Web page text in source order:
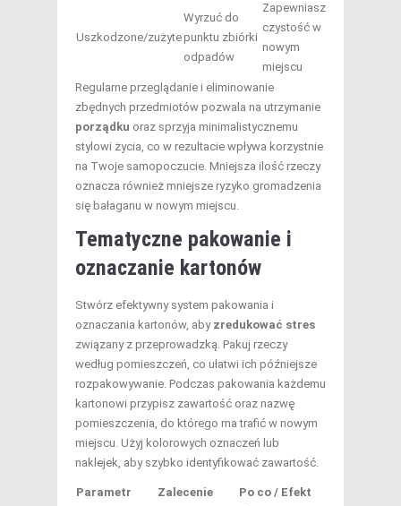
Uszkodzone/zużyte
Wyrzuć do
punktu zbiórki
odpadów
Zapewniasz
czystość w
nowym
miejscu
Regularne przeglądanie i eliminowanie
zbędnych przedmiotów pozwala na utrzymanie
porządku oraz sprzyja minimalistycznemu
stylowi życia, co w rezultacie wpływa korzystnie
na Twoje samopoczucie. Mniejsza ilość rzeczy
oznacza również mniejsze ryzyko gromadzenia
się bałaganu w nowym miejscu.
Tematyczne pakowanie i
oznaczanie kartonów
Stwórz efektywny system pakowania i
oznaczania kartonów, aby zredukować stres
związany z przeprowadzką. Pakuj rzeczy
według pomieszczeń, co ułatwi ich późniejsze
rozpakowywanie. Podczas pakowania każdemu
kartonowi przypisz zawartość oraz nazwę
pomieszczenia, do którego ma trafić w nowym
miejscu. Użyj kolorowych oznaczeń lub
naklejek, aby szybko identyfikować zawartość.
Parametr Zalecenie Po co / Efekt